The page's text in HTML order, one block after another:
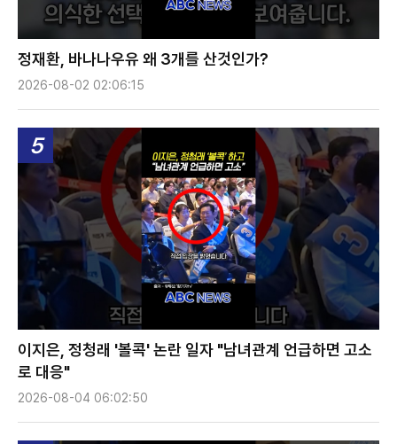
정재환, 바나나우유 왜 3개를 산것인가?
2026-08-02 02:06:15
5
이지은, 정청래 '볼콕' 논란 일자 "남녀관계 언급하면 고소
로 대응"
2026-08-04 06:02:50